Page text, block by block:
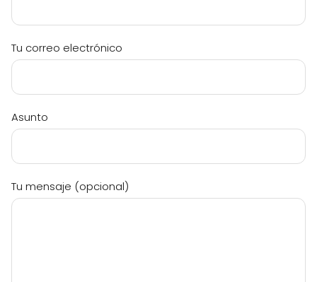
Tu correo electrónico
Asunto
Tu mensaje (opcional)